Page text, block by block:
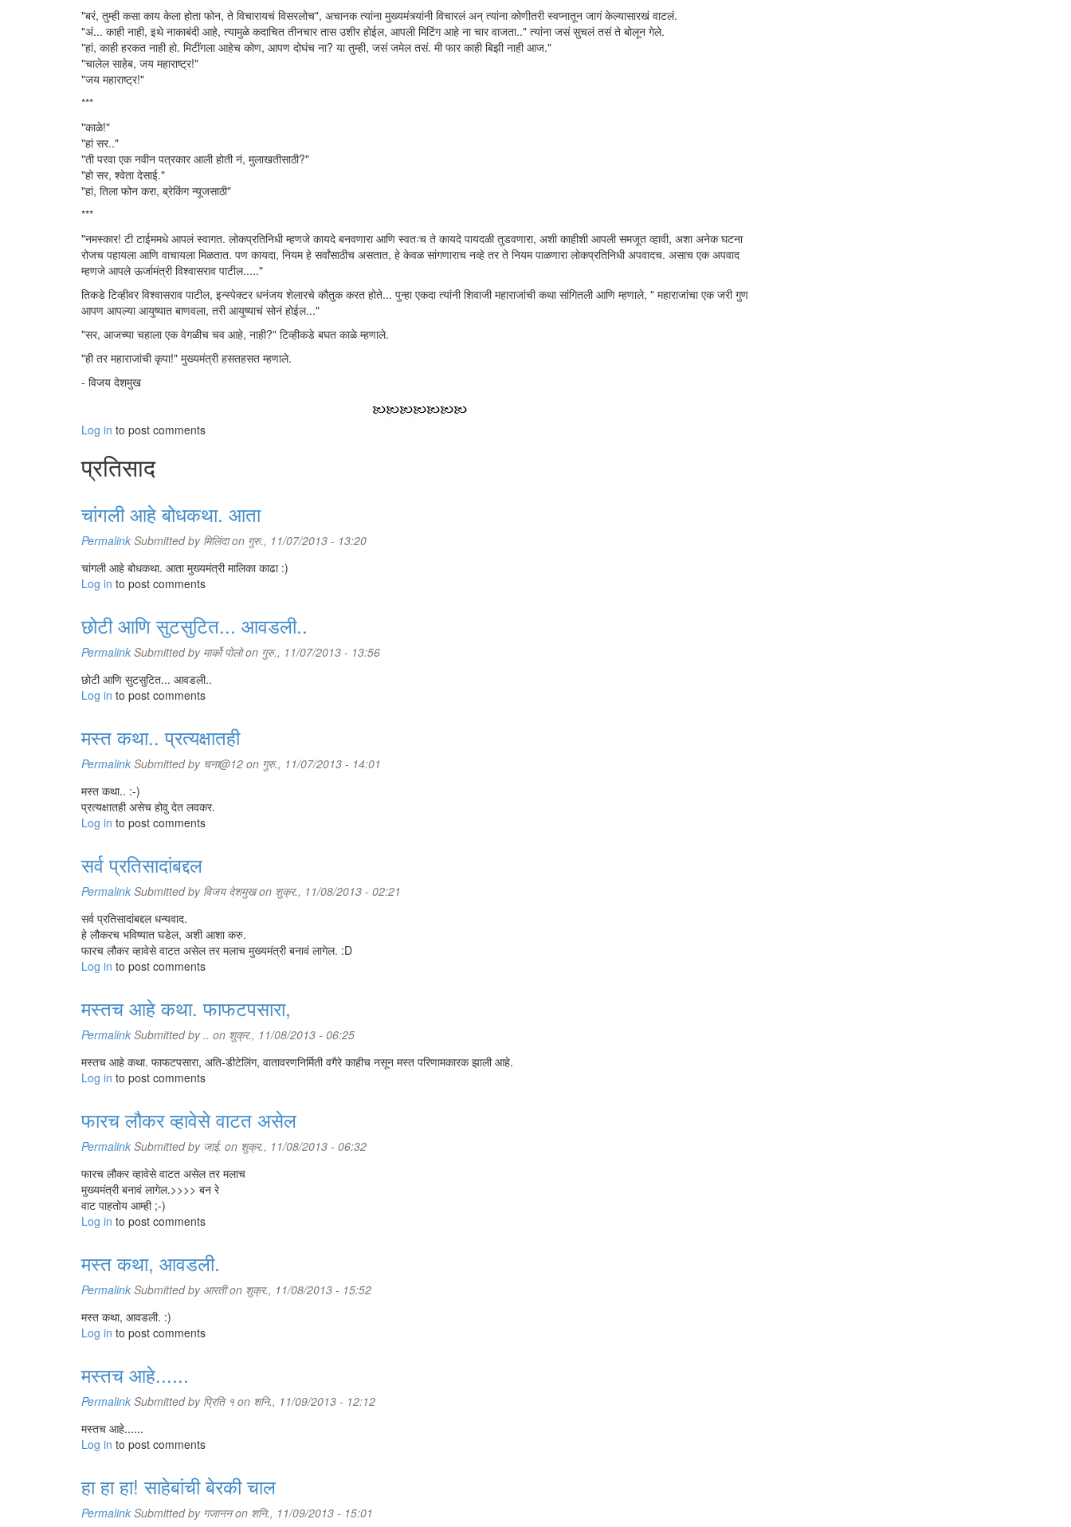
"बरं, तुम्ही कसा काय केला होता फोन, ते विचारायचं विसरलोच", अचानक त्यांना मुख्यमंत्र्यांनी विचारलं अन् त्यांना कोणीतरी स्वप्नातून जागं केल्यासारखं वाटलं.
"अं... काही नाही, इथे नाकाबंदी आहे, त्यामुळे कदाचित तीनचार तास उशीर होईल, आपली मिटिंग आहे ना चार वाजता.." त्यांना जसं सुचलं तसं ते बोलून गेले.
"हां, काही हरकत नाही हो. मिटींगला आहेच कोण, आपण दोघंच ना? या तुम्ही, जसं जमेल तसं. मी फार काही बिझी नाही आज."
"चालेल साहेब, जय महाराष्ट्र!"
"जय महाराष्ट्र!"
***
"काळे!"
"हां सर.."
"ती परवा एक नवीन पत्रकार आली होती नं, मुलाखतीसाठी?"
"हो सर, श्वेता देसाई."
"हां, तिला फोन करा, ब्रेकिंग न्यूजसाठी"
***
"नमस्कार! टी टाईममधे आपलं स्वागत. लोकप्रतिनिधी म्हणजे कायदे बनवणारा आणि स्वतःच ते कायदे पायदळी तुडवणारा, अशी काहीशी आपली समजूत व्हावी, अशा अनेक घटना
रोजच पहायला आणि वाचायला मिळतात. पण कायदा, नियम हे सर्वांसाठीच असतात, हे केवळ सांगणाराच नव्हे तर ते नियम पाळणारा लोकप्रतिनिधी अपवादच. असाच एक अपवाद
म्हणजे आपले ऊर्जामंत्री विश्वासराव पाटील....."
तिकडे टिव्हीवर विश्वासराव पाटील, इन्स्पेक्टर धनंजय शेलारचे कौतुक करत होते... पुन्हा एकदा त्यांनी शिवाजी महाराजांची कथा सांगितली आणि म्हणाले, " महाराजांचा एक जरी गुण
आपण आपल्या आयुष्यात बाणवला, तरी आयुष्याचं सोनं होईल..."
"सर, आजच्या चहाला एक वेगळीच चव आहे, नाही?" टिव्हीकडे बघत काळे म्हणाले.
"ही तर महाराजांची कृपा!" मुख्यमंत्री हसतहसत म्हणाले.
- विजय देशमुख
Log in to post comments
प्रतिसाद
चांगली आहे बोधकथा. आता
Permalink Submitted by मिलिंदाon गुरु., 11/07/2013 - 13:20
चांगली आहे बोधकथा. आता मुख्यमंत्री मालिका काढा :)
Log in to post comments
छोटी आणि सुटसुटित... आवडली..
Permalink Submitted by मार्को पोलोon गुरु., 11/07/2013 - 13:56
छोटी आणि सुटसुटित... आवडली..
Log in to post comments
मस्त कथा.. प्रत्यक्षातही
Permalink Submitted by चना@12 on गुरु., 11/07/2013 - 14:01
मस्त कथा.. :-)
प्रत्यक्षातही असेच होवु देत लवकर.
Log in to post comments
सर्व प्रतिसादांबद्दल
Permalink Submitted by विजय देशमुखon शुक्र., 11/08/2013 - 02:21
सर्व प्रतिसादांबद्दल धन्यवाद.
हे लौकरच भविष्यात घडेल, अशी आशा करु.
फारच लौकर व्हावेसे वाटत असेल तर मलाच मुख्यमंत्री बनावं लागेल. :D
Log in to post comments
मस्तच आहे कथा. फाफटपसारा,
Permalink Submitted by.. on शुक्र., 11/08/2013 - 06:25
मस्तच आहे कथा. फाफटपसारा, अति-डीटेलिंग, वातावरणनिर्मिती वगैरे काहीच नसून मस्त परिणामकारक झाली आहे.
Log in to post comments
फारच लौकर व्हावेसे वाटत असेल
Permalink Submitted by जाई. on शुक्र., 11/08/2013 - 06:32
फारच लौकर व्हावेसे वाटत असेल तर मलाच
मुख्यमंत्री बनावं लागेल.>>>> बन रे
वाट पाहतोय आम्ही ;-)
Log in to post comments
मस्त कथा, आवडली.
Permalink Submitted by आरतीon शुक्र., 11/08/2013 - 15:52
मस्त कथा, आवडली. :)
Log in to post comments
मस्तच आहे......
Permalink Submitted by प्रिति १ on शनि., 11/09/2013 - 12:12
मस्तच आहे......
Log in to post comments
हा हा हा! साहेबांची बेरकी चाल
Permalink Submitted by गजाननon शनि., 11/09/2013 - 15:01